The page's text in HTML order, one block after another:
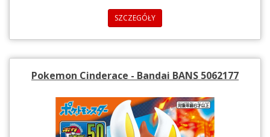
SZCZEGÓŁY
Pokemon Cinderace - Bandai BANS 5062177